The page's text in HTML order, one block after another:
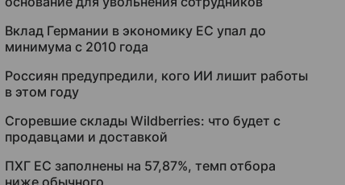
Вклад Германии в экономику ЕС упал до
минимума с 2010 года
Россиян предупредили, кого ИИ лишит работы
в этом году
Сгоревшие склады Wildberries: что будет с
продавцами и доставкой
ПХГ ЕС заполнены на 57,87%, темп отбора
ниже обычного